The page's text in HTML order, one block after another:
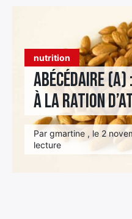
nutrition
Abécédaire
à la ration
Par gmartine , le 2
lecture